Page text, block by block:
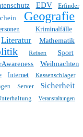
EDV
Erfinder
Geografie
Kriminalfälle
Literatur Mathematik
Reisen
Sport
Weihnachten
Internet Kassenschlager
Server Sicherheit
Veranstaltungen